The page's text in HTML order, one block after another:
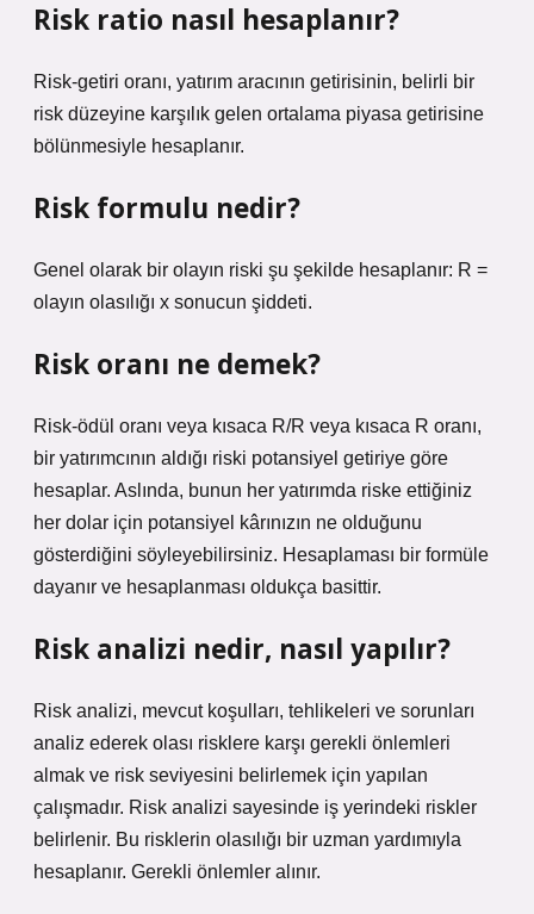
Risk ratio nasıl hesaplanır?
Risk-getiri oranı, yatırım aracının getirisinin, belirli bir
risk düzeyine karşılık gelen ortalama piyasa getirisine
bölünmesiyle hesaplanır.
Risk formulu nedir?
Genel olarak bir olayın riski şu şekilde hesaplanır: R =
olayın olasılığı x sonucun şiddeti.
Risk oranı ne demek?
Risk-ödül oranı veya kısaca R/R veya kısaca R oranı,
bir yatırımcının aldığı riski potansiyel getiriye göre
hesaplar. Aslında, bunun her yatırımda riske ettiğiniz
her dolar için potansiyel kârınızın ne olduğunu
gösterdiğini söyleyebilirsiniz. Hesaplaması bir formüle
dayanır ve hesaplanması oldukça basittir.
Risk analizi nedir, nasıl yapılır?
Risk analizi, mevcut koşulları, tehlikeleri ve sorunları
analiz ederek olası risklere karşı gerekli önlemleri
almak ve risk seviyesini belirlemek için yapılan
çalışmadır. Risk analizi sayesinde iş yerindeki riskler
belirlenir. Bu risklerin olasılığı bir uzman yardımıyla
hesaplanır. Gerekli önlemler alınır.